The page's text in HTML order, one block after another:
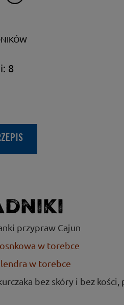
8
przypraw Cajun
w torebce
w torebce
bez skóry i bez